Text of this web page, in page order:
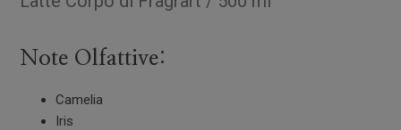
Note Olfattive:
Camelia
Iris